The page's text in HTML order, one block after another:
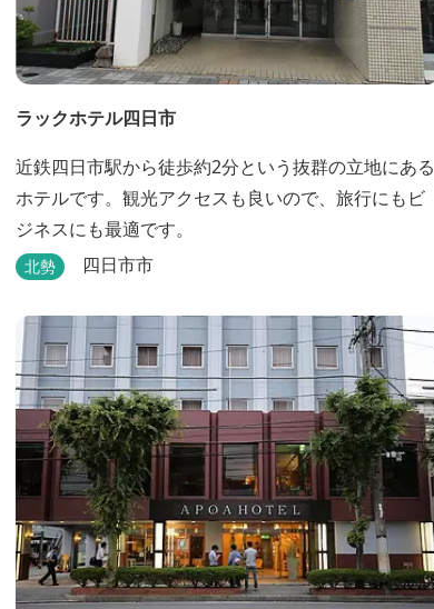
ラックホテル四日市
近鉄四日市駅から徒歩約2分という抜群の立地にある
ホテルです。観光アクセスも良いので、旅行にもビ
ジネスにも最適です。
北勢 四日市市